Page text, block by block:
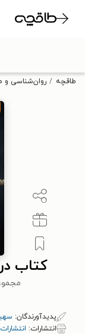
طاقچه روان‌شناسی و
کتاب
پدیدآورندگان:
انتشارات: